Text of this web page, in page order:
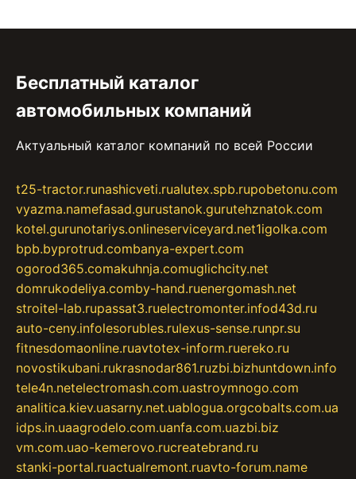
Бесплатный каталог
автомобильных компаний
Актуальный каталог компаний по всей России
t25-tractor.runashicveti.rualutex.spb.rupobetonu.com
vyazma.namefasad.gurustanok.gurutehznatok.com
kotel.gurunotariys.onlineserviceyard.net1igolka.com
bpb.byprotrud.combanya-expert.com
ogorod365.comakuhnja.comuglichcity.net
domrukodeliya.comby-hand.ruenergomash.net
stroitel-lab.rupassat3.ruelectromonter.infod43d.ru
auto-ceny.infolesorubles.rulexus-sense.runpr.su
fitnesdomaonline.ruavtotex-inform.ruereko.ru
novostikubani.rukrasnodar861.ruzbi.bizhuntdown.info
tele4n.netelectromash.com.uastroymnogo.com
analitica.kiev.uasarny.net.uablogua.orgcobalts.com.ua
idps.in.uaagrodelo.com.uanfa.com.uazbi.biz
vm.com.uao-kemerovo.rucreatebrand.ru
stanki-portal.ruactualremont.ruavto-forum.name